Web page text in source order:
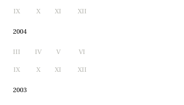
IX X XI XII
2004
III IV V VI
IX X XI XII
2003